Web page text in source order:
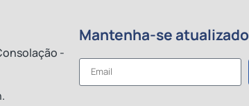
-
Mantenha-se atualizado